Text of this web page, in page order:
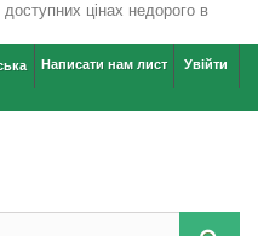
Увійти
Написати нам лист